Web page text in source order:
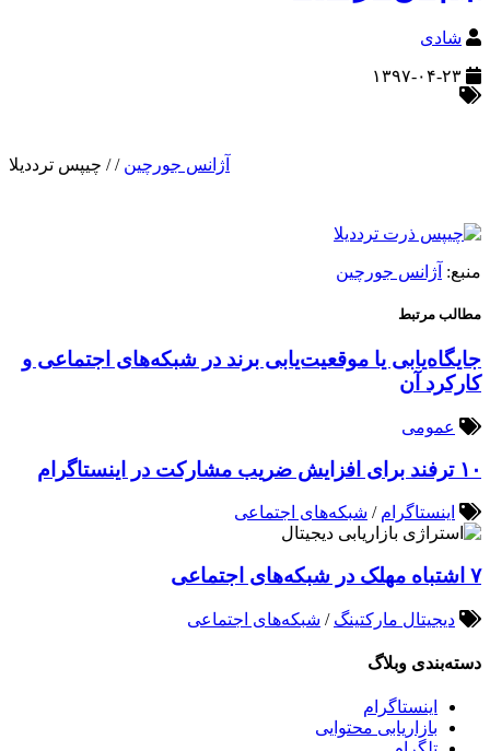
شادی
آژانس جورچین /
/ چیپس ترددیلا
منبع: آژانس جورچین
مطالب مرتبط
جایگاه‌یابی یا موقعیت‌یابی برند در شبکه‌های اجتماعی و
کارکرد آن
عمومی
۱۰ ترفند برای افزایش ضریب مشارکت در اینستاگرام
اینستاگرام / شبکه‌های اجتماعی
۷ اشتباه مهلک در شبکه‌های اجتماعی
دیجیتال مارکتینگ / شبکه‌های اجتماعی
دسته‌بندی وبلاگ
اینستاگرام
بازاریابی محتوایی